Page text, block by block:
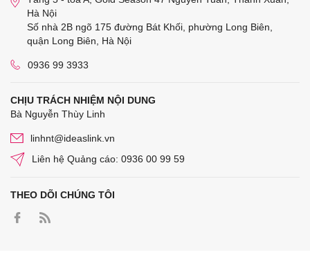
Hà Nội
Số nhà 2B ngõ 175 đường Bát Khối, phường Long Biên,
quận Long Biên, Hà Nội
0936 99 3933
CHỊU TRÁCH NHIỆM NỘI DUNG
Bà Nguyễn Thùy Linh
linhnt@ideaslink.vn
Liên hệ Quảng cáo: 0936 00 99 59
THEO DÕI CHÚNG TÔI